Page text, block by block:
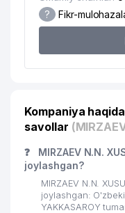
21 PROMOTION
22
24 MAGIC
26 NAMUNA-
27 CRONOS
? Fikr-
Kompaniya
savollar
❓
MIRZAEV N.N.
joylashgan?
MIRZAEV N.N.
joylashgan:
YAKKASAROY